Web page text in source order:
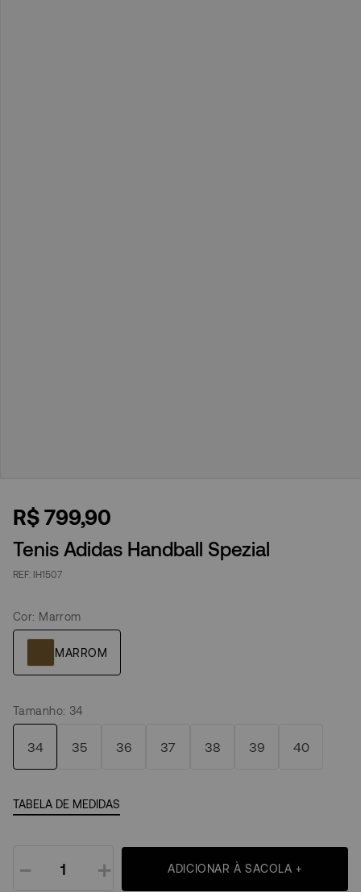
R$799,90
Tenis Adidas Handball Spezial
IH1507
Cor: Marrom
Tamanho: 34
34 35 36 37 38 39 40
TABELA DE MEDIDAS
＋
－ ADICIONAR À SACOLA +